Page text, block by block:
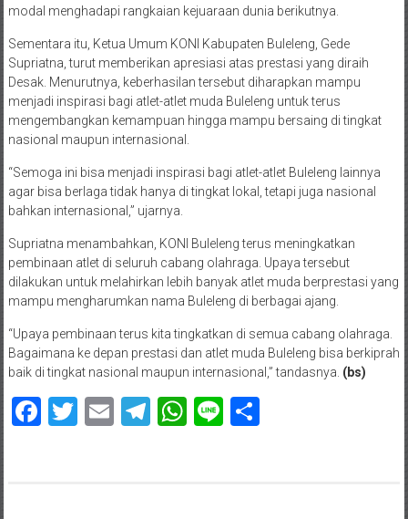
modal menghadapi rangkaian kejuaraan dunia berikutnya.
Sementara itu, Ketua Umum KONI Kabupaten Buleleng, Gede
Supriatna, turut memberikan apresiasi atas prestasi yang diraih
Desak. Menurutnya, keberhasilan tersebut diharapkan mampu
menjadi inspirasi bagi atlet-atlet muda Buleleng untuk terus
mengembangkan kemampuan hingga mampu bersaing di tingkat
nasional maupun internasional.
“Semoga ini bisa menjadi inspirasi bagi atlet-atlet Buleleng lainnya
agar bisa berlaga tidak hanya di tingkat lokal, tetapi juga nasional
bahkan internasional,” ujarnya.
Supriatna menambahkan, KONI Buleleng terus meningkatkan
pembinaan atlet di seluruh cabang olahraga. Upaya tersebut
dilakukan untuk melahirkan lebih banyak atlet muda berprestasi yang
mampu mengharumkan nama Buleleng di berbagai ajang.
“Upaya pembinaan terus kita tingkatkan di semua cabang olahraga.
Bagaimana ke depan prestasi dan atlet muda Buleleng bisa berkiprah
baik di tingkat nasional maupun internasional,” tandasnya. (bs)
Facebook
Twitter
EmailTelegram
WhatsApp
LineShare